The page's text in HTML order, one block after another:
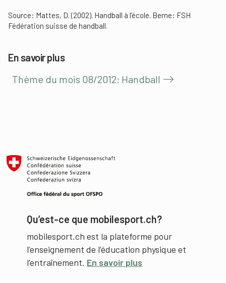
Source: Mattes, D. (2002). Handball à l’école. Berne: FSH
Fédération suisse de handball.
En savoir plus
Thème du mois 08/2012: Handball
Qu’est-ce que mobilesport.ch?
mobilesport.ch est la plateforme pour
l’enseignement de l’éducation physique et
l’entraînement. En savoir plus